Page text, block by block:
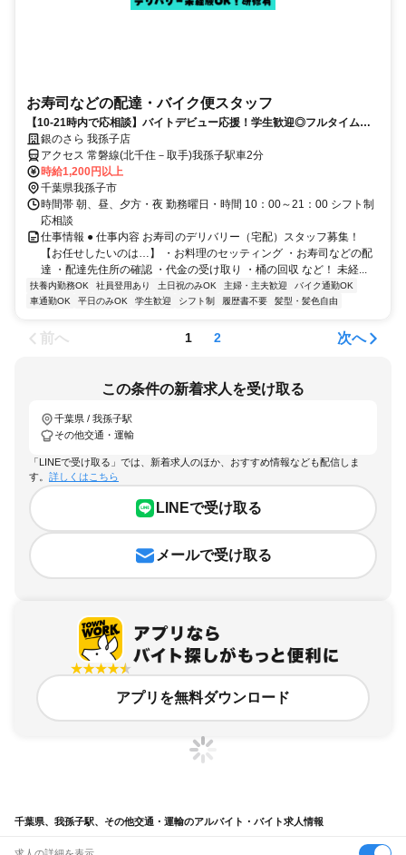
お寿司などの配達・バイク便スタッフ
【10-21時内で応相談】バイトデビュー応援！学生歓迎◎フルタイム勤
務もOK♪
銀のさら 我孫子店
アクセス 常磐線(北千住－取手)我孫子駅車2分
時給1,200円以上
千葉県我孫子市
時間帯 朝、昼、夕方・夜 勤務曜日・時間 10：00～21：00 シフト制
応相談
仕事情報 ● 仕事内容 お寿司のデリバリー（宅配）スタッフ募集！
【お任せしたいのは…】 ・お料理のセッティング ・お寿司などの配
達 ・配達先住所の確認 ・代金の受け取り ・桶の回収 など！ 未経...
扶養内勤務OK 社員登用あり 土日祝のみOK 主婦・主夫歓迎
バイク通勤OK
車通勤OK
平日のみOK 学生歓迎 シフト制 履歴書不要 髪型・髪色自由
前へ 1 2 次へ
この条件の新着求人を受け取る
千葉県 / 我孫子駅
その他交通・運輸
「LINEで受け取る」では、新着求人のほか、おすすめ情報なども配信しま
す。 詳しくはこちら
LINEで受け取る
メールで受け取る
アプリを無料ダウンロード
千葉県、我孫子駅、その他交通・運輸のアルバイト・バイト求人情報